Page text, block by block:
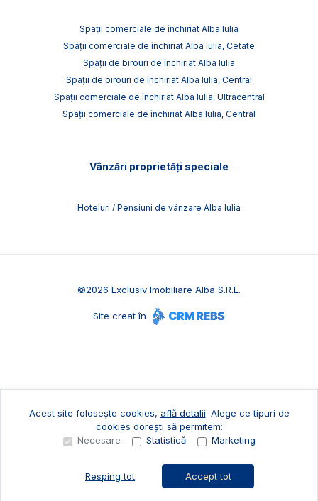
Sună acum Solicită vizionare
Spații comerciale de închiriat Alba Iulia
Spații comerciale de închiriat Alba Iulia, Cetate
Spații de birouri de închiriat Alba Iulia
Spații de birouri de închiriat Alba Iulia, Central
Spații comerciale de închiriat Alba Iulia, Ultracentral
Spații comerciale de închiriat Alba Iulia, Central
Vânzări proprietăți speciale
Hoteluri / Pensiuni de vânzare Alba Iulia
©2026 Exclusiv Imobiliare Alba S.R.L.
Site creat în
Acest site folosește cookies, află detalii. Alege ce tipuri de
cookies dorești să permitem:
Necesare
Statistică Marketing
Resping tot Accept tot